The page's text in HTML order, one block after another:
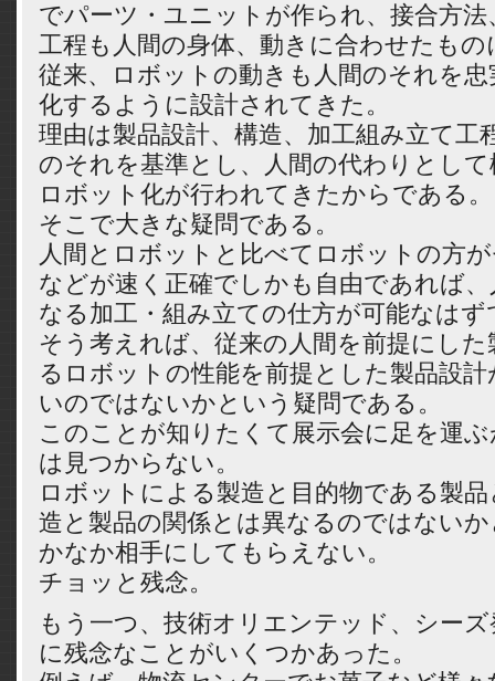
でパーツ・ユニットが作られ、接合方
工程も人間の身体、動きに合わせたも
従来、ロボットの動きも人間のそれを
化するように設計されてきた。
理由は製品設計、構造、加工組み立て工
のそれを基準とし、人間の代わりとして
ロボット化が行われてきたからである。
そこで大きな疑問である。
人間とロボットと比べてロボットの方
などが速く正確でしかも自由であれば
なる加工・組み立ての仕方が可能なはず
そう考えれば、従来の人間を前提にし
るロボットの性能を前提とした製品設
いのではないかという疑問である。
このことが知りたくて展示会に足を運
は見つからない。
ロボットによる製造と目的物である製
造と製品の関係とは異なるのではない
かなか相手にしてもらえない。
チョッと残念。
もう一つ、技術オリエンテッド、シー
に残念なことがいくつかあった。